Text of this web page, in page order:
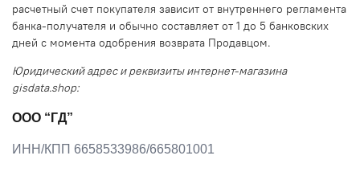
расчетный счет покупателя зависит от внутреннего регламента
банка-получателя и обычно составляет от 1 до 5 банковских
дней с момента одобрения возврата Продавцом.
Юридический адрес и реквизиты интернет-магазина
gisdata.shop:
ООО “ГД”
ИНН/КПП 6658533986/665801001